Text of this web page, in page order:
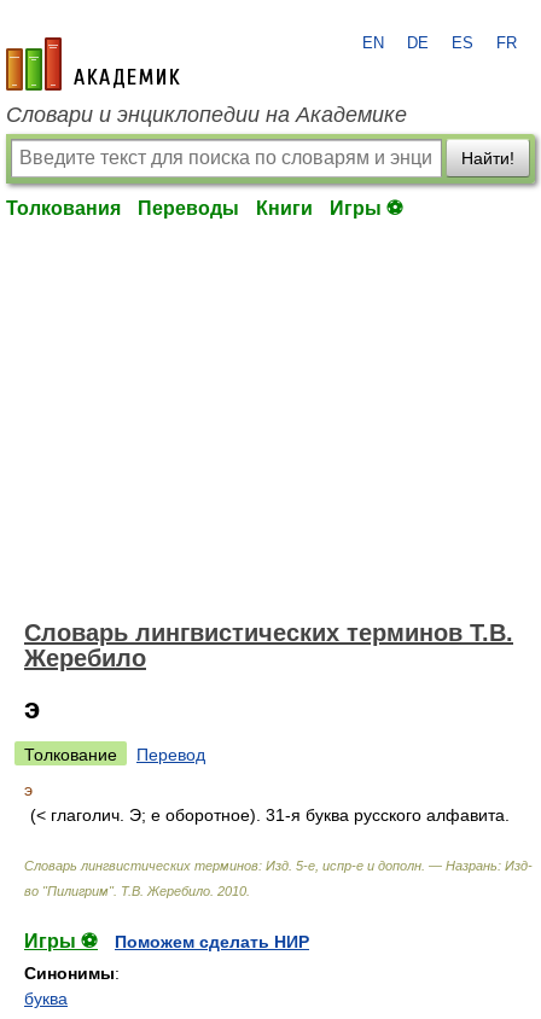
academic.ru
EN DE ES FR
Словари и энциклопедии на Академике
Найти!
Толкования Переводы Книги Игры ⚽
Словарь лингвистических терминов Т.В.
Жеребило
э
Толкование
Перевод
э
(< глаголич. Э; е оборотное). 31-я буква русского алфавита.
Словарь лингвистических терминов: Изд. 5-е, испр-е и дополн. — Назрань: Изд-
во "Пилигрим". Т.В. Жеребило 2010
Игры ⚽
Поможем сделать НИР
Синонимы:
буква